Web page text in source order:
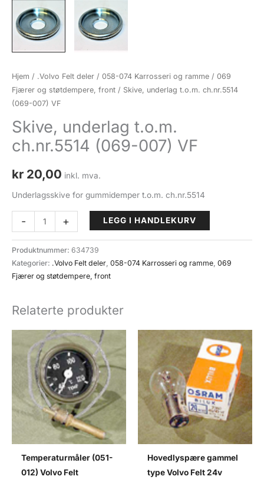
Hjem / .Volvo Felt deler / 058-074 Karrosseri og ramme / 069
Fjærer og støtdempere, front / Skive, underlag t.o.m. ch.nr.5514
(069-007) VF
Skive, underlag t.o.m.
ch.nr.5514 (069-007) VF
kr 20,00 inkl. mva.
Underlagsskive for gummidemper t.o.m. ch.nr.5514
-
underlag
t.o.m.
ch.nr.5514
(069-
VF
+ LEGG I HANDLEKURV
Produktnummer: 634739
Kategorier: .Volvo Felt deler, 058-074 Karrosseri og ramme, 069
Fjærer og støtdempere, front
Relaterte produkter
Temperaturmåler (051-
012) Volvo Felt
Hovedlyspære gammel
type Volvo Felt 24v